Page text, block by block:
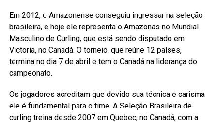
Em 2012, o Amazonense conseguiu ingressar na seleção
brasileira, e hoje ele representa o Amazonas no Mundial
Masculino de Curling, que está sendo disputado em
Victoria, no Canadá. O torneio, que reúne 12 países,
termina no dia 7 de abril e tem o Canadá na liderança do
campeonato.
Os jogadores acreditam que devido sua técnica e carisma
ele é fundamental para o time. A Seleção Brasileira de
curling treina desde 2007 em Quebec, no Canadá, com a